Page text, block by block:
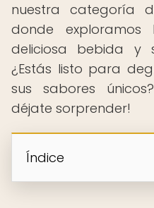
nuestra categoría
donde
deliciosa bebida y
¿Estás listo para
sus sabores
déjate sorprender!
Índice